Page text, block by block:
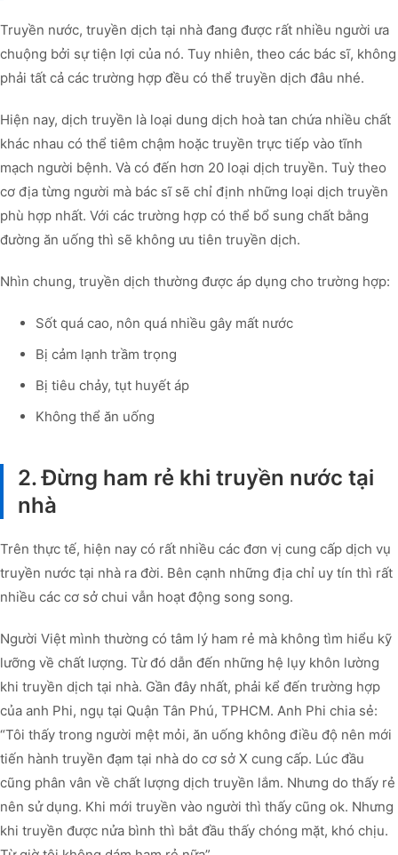
Truyền nước, truyền dịch tại nhà đang được rất nhiều người ưa
chuộng bởi sự tiện lợi của nó. Tuy nhiên, theo các bác sĩ, không
phải tất cả các trường hợp đều có thể truyền dịch đâu nhé.
Hiện nay, dịch truyền là loại dung dịch hoà tan chứa nhiều chất
khác nhau có thể tiêm chậm hoặc truyền trực tiếp vào tĩnh
mạch người bệnh. Và có đến hơn 20 loại dịch truyền. Tuỳ theo
cơ địa từng người mà bác sĩ sẽ chỉ định những loại dịch truyền
phù hợp nhất. Với các trường hợp có thể bổ sung chất bằng
đường ăn uống thì sẽ không ưu tiên truyền dịch.
Nhìn chung, truyền dịch thường được áp dụng cho trường hợp:
Sốt quá cao, nôn quá nhiều gây mất nước
Bị cảm lạnh trầm trọng
Bị tiêu chảy, tụt huyết áp
Không thể ăn uống
2. Đừng ham rẻ khi truyền nước tại
nhà
Trên thực tế, hiện nay có rất nhiều các đơn vị cung cấp dịch vụ
truyền nước tại nhà ra đời. Bên cạnh những địa chỉ uy tín thì rất
nhiều các cơ sở chui vẫn hoạt động song song.
Người Việt mình thường có tâm lý ham rẻ mà không tìm hiểu kỹ
lưỡng về chất lượng. Từ đó dẫn đến những hệ lụy khôn lường
khi truyền dịch tại nhà. Gần đây nhất, phải kể đến trường hợp
của anh Phi, ngụ tại Quận Tân Phú, TPHCM. Anh Phi chia sẻ:
“Tôi thấy trong người mệt mỏi, ăn uống không điều độ nên mới
tiến hành truyền đạm tại nhà do cơ sở X cung cấp. Lúc đầu
cũng phân vân về chất lượng dịch truyền lắm. Nhưng do thấy rẻ
nên sử dụng. Khi mới truyền vào người thì thấy cũng ok. Nhưng
khi truyền được nửa bình thì bắt đầu thấy chóng mặt, khó chịu.